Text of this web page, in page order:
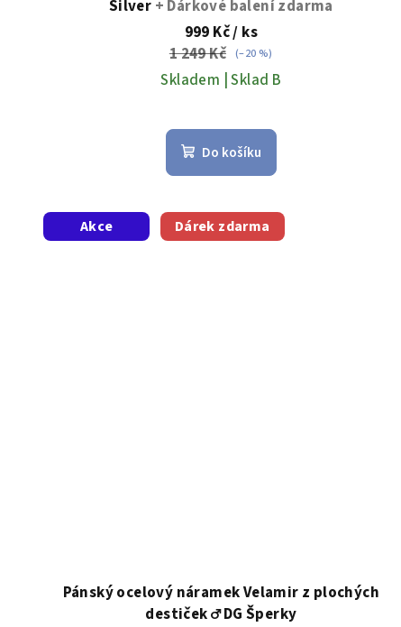
Silver + Dárkové balení zdarma
999 Kč/ ks
1 249 Kč (–20 %)
Skladem | Sklad B
Do košíku
Akce Dárek zdarma
Pánský ocelový náramek Velamir z plochých
destiček ♂️ DG Šperky